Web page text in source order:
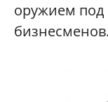
оружием
бизнесменов.